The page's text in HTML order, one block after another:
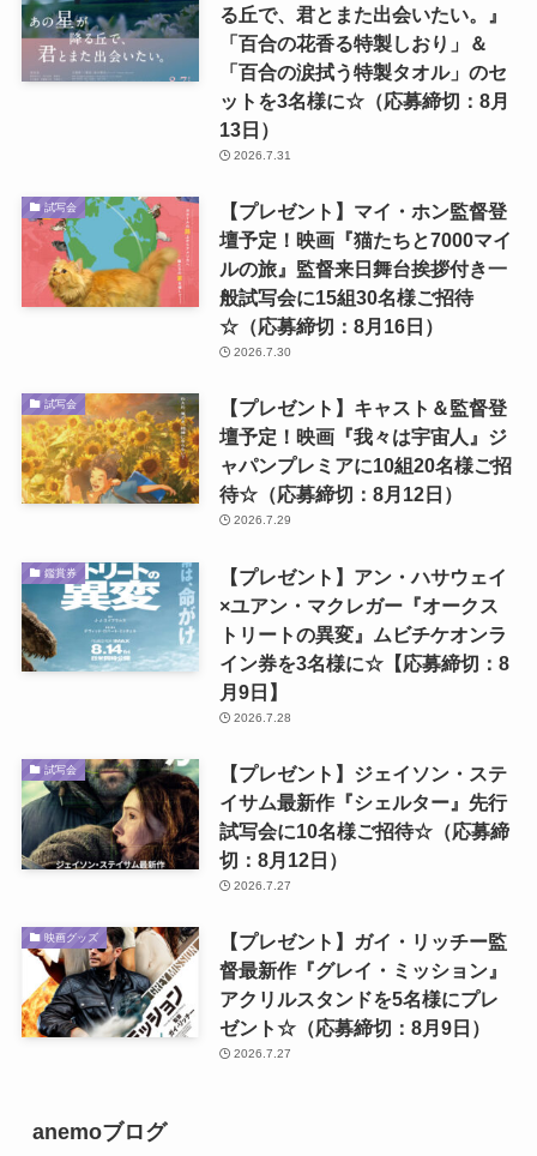
る丘で、君とまた出会いたい。』
「百合の花香る特製しおり」＆
「百合の涙拭う特製タオル」のセ
ットを3名様に☆（応募締切：8月
13日）
2026.7.31
試写会
【プレゼント】マイ・ホン監督登
壇予定！映画『猫たちと7000マイ
ルの旅』監督来日舞台挨拶付き一
般試写会に15組30名様ご招待
☆（応募締切：8月16日）
2026.7.30
試写会
【プレゼント】キャスト＆監督登
壇予定！映画『我々は宇宙人』ジ
ャパンプレミアに10組20名様ご招
待☆（応募締切：8月12日）
2026.7.29
鑑賞券
【プレゼント】アン・ハサウェイ
×ユアン・マクレガー『オークス
トリートの異変』ムビチケオンラ
イン券を3名様に☆【応募締切：8
月9日】
2026.7.28
試写会
【プレゼント】ジェイソン・ステ
イサム最新作『シェルター』先行
試写会に10名様ご招待☆（応募締
切：8月12日）
2026.7.27
映画グッズ
【プレゼント】ガイ・リッチー監
督最新作『グレイ・ミッション』
アクリルスタンドを5名様にプレ
ゼント☆（応募締切：8月9日）
2026.7.27
anemoブログ